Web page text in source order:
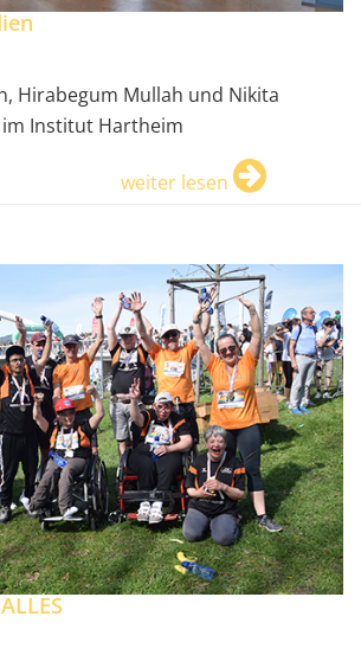
Hirabegum Mullah und Nikita
im Institut Hartheim
weiter lesen